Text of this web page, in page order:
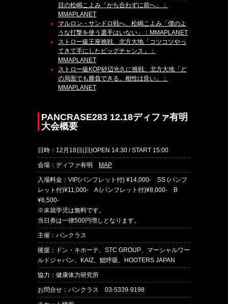
目の松嶋こよみ「かち合わずに前へ」：
MMAPLANET
マルロン・サンドロ戦へ、松嶋こよみ「僕のよ
うな打撃を使う選手はいない」：MMAPLANET
ストロー級王座挑戦、北方大地「コツコツやっ
てきて手にしたビッグチャンス」：
MMAPLANET
ストロー級KOP砂辺光久に挑戦、北方大地「ど
の局面でも勝負できる。相性は良い」：
MMAPLANET
PANCRASE283 12.18ディファ有明
大会概要
日時：12月18日(日)OPEN 14:30 / START 15:00
会場：ディファ有明 MAP
入場料金：VIP(パンフレット付) ¥14,000- SS (パンフ
レット付)¥11,000- A (パンフレット付)¥8,000- B
¥6,500-
※未就学児は無料です。
当日券は一律500円増しとなります。
主催：パンクラス
後援：ドン・キホーテ、STC GROUP、マーシャルワー
ルドジャパン、KAIZ、鰓呼吸、HOOTERS JAPAN
協力：健康体力研究所
お問合せ：パンクラス 03-5339-9198